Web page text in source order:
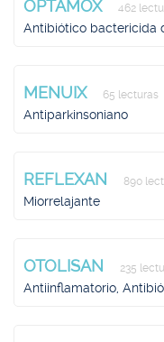
OPTAMOX 462
Antibiótico bactericida
MENUIX 65 lecturas
Antiparkinsoniano
REFLEXAN 890
Miorrelajante
OTOLISAN 235
Antiinflamatorio,